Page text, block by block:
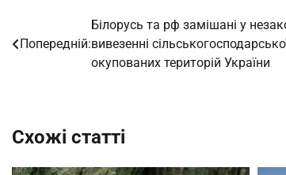
Навігація
записів
Попередній:
Білорусь та рф замішані у
вивезенні
окупованих територій України
Схожі статті